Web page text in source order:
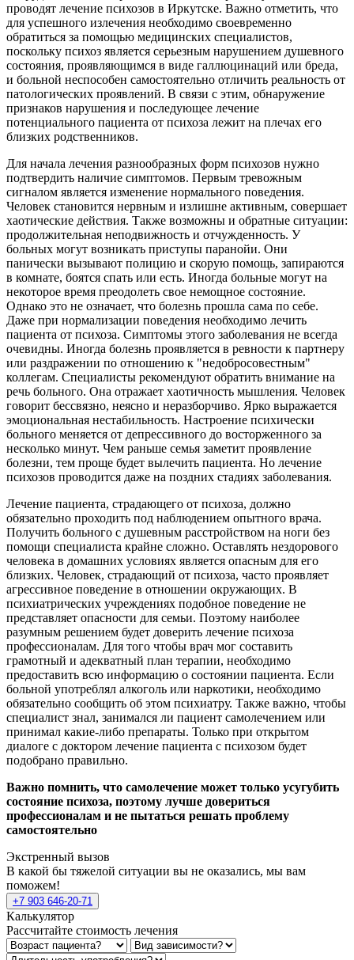
проводят лечение психозов в Иркутске. Важно отметить, что
для успешного излечения необходимо своевременно
обратиться за помощью медицинских специалистов,
поскольку психоз является серьезным нарушением душевного
состояния, проявляющимся в виде галлюцинаций или бреда,
и больной неспособен самостоятельно отличить реальность от
патологических проявлений. В связи с этим, обнаружение
признаков нарушения и последующее лечение
потенциального пациента от психоза лежит на плечах его
близких родственников.
Для начала лечения разнообразных форм психозов нужно
подтвердить наличие симптомов. Первым тревожным
сигналом является изменение нормального поведения.
Человек становится нервным и излишне активным, совершает
хаотические действия. Также возможны и обратные ситуации:
продолжительная неподвижность и отчужденность. У
больных могут возникать приступы паранойи. Они
панически вызывают полицию и скорую помощь, запираются
в комнате, боятся спать или есть. Иногда больные могут на
некоторое время преодолеть свое немощное состояние.
Однако это не означает, что болезнь прошла сама по себе.
Даже при нормализации поведения необходимо лечить
пациента от психоза. Симптомы этого заболевания не всегда
очевидны. Иногда болезнь проявляется в ревности к партнеру
или раздражении по отношению к "недобросовестным"
коллегам. Специалисты рекомендуют обратить внимание на
речь больного. Она отражает хаотичность мышления. Человек
говорит бессвязно, неясно и неразборчиво. Ярко выражается
эмоциональная нестабильность. Настроение психически
больного меняется от депрессивного до восторженного за
несколько минут. Чем раньше семья заметит проявление
болезни, тем проще будет вылечить пациента. Но лечение
психозов проводится даже на поздних стадиях заболевания.
Лечение пациента, страдающего от психоза, должно
обязательно проходить под наблюдением опытного врача.
Получить больного с душевным расстройством на ноги без
помощи специалиста крайне сложно. Оставлять нездорового
человека в домашних условиях является опасным для его
близких. Человек, страдающий от психоза, часто проявляет
агрессивное поведение в отношении окружающих. В
психиатрических учреждениях подобное поведение не
представляет опасности для семьи. Поэтому наиболее
разумным решением будет доверить лечение психоза
профессионалам. Для того чтобы врач мог составить
грамотный и адекватный план терапии, необходимо
предоставить всю информацию о состоянии пациента. Если
больной употреблял алкоголь или наркотики, необходимо
обязательно сообщить об этом психиатру. Также важно, чтобы
специалист знал, занимался ли пациент самолечением или
принимал какие-либо препараты. Только при открытом
диалоге с доктором лечение пациента с психозом будет
подобрано правильно.
Важно помнить, что самолечение может только усугубить
состояние психоза, поэтому лучше довериться
профессионалам и не пытаться решать проблему
самостоятельно
Экстренный вызов
В какой бы тяжелой ситуации вы не оказались, мы вам
поможем!
+7 903 646-20-71
Калькулятор
Рассчитайте стоимость лечения